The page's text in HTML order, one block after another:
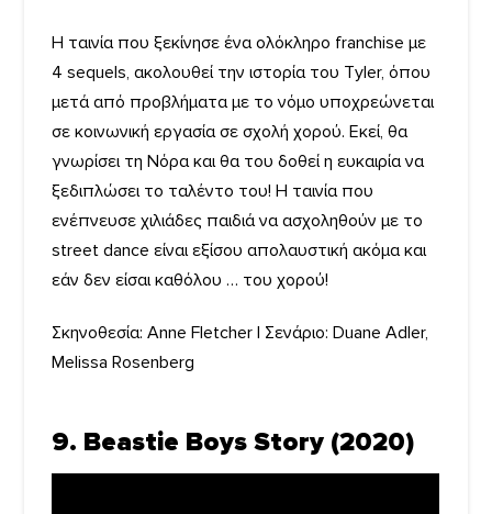
Η ταινία που ξεκίνησε ένα ολόκληρο franchise με
4 sequels, ακολουθεί την ιστορία του Τyler, όπου
μετά από προβλήματα με το νόμο υποχρεώνεται
σε κοινωνική εργασία σε σχολή χορού. Εκεί, θα
γνωρίσει τη Νόρα και θα του δοθεί η ευκαιρία να
ξεδιπλώσει το ταλέντο του! Η ταινία που
ενέπνευσε χιλιάδες παιδιά να ασχοληθούν με το
street dance είναι εξίσου απολαυστική ακόμα και
εάν δεν είσαι καθόλου … του χορού!
Σκηνοθεσία: Anne Fletcher | Σενάριο: Duane Adler,
Melissa Rosenberg
9. Beastie Boys Story (2020)